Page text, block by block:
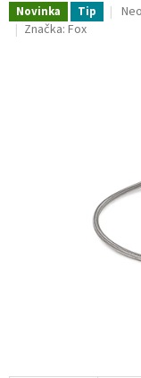
Novinka Tip
Značka: Fox